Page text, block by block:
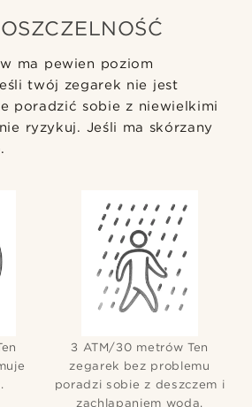
ma pewien poziom
twój zegarek nie jest
poradzić sobie z niewielkimi
ryzykuj. Jeśli ma skórzany
3 ATM/30 metrów Ten
zegarek bez problemu
poradzi sobie z deszczem i
zachlapaniem wodą.